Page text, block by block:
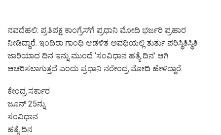
ನವದೆಹಲಿ: ಪ್ರತಿಪಕ್ಷ ಕಾಂಗ್ರೆಸ್‌ಗೆ ಪ್ರಧಾನಿ ಮೋದಿ ಭರ್ಜರಿ ಪ್ರಹಾರ
ನೀಡಿದ್ದಾರೆ. ಇಂದಿರಾ ಗಾಂಧಿ ಆಡಳಿತ ಅವಧಿಯಲ್ಲಿ ತುರ್ತು ಪರಿಸ್ಥಿತಿಸ್ಥಿತಿ
ಜಾರಿಯಾದ ದಿನ ಇನ್ನು ಮುಂದೆ ‘ಸಂವಿಧಾನ ಹತ್ಯೆ ದಿನ’ ಆಗಿ
ಆಚರಿಸಲಾಗುತ್ತದೆ ಎಂದು ಪ್ರಧಾನಿ ನರೇಂದ್ರ ಮೋದಿ ಹೇಳಿದ್ದಾರೆ.
ಕೇಂದ್ರ ಸರ್ಕಾರ
ಜೂನ್ 25ನ್ನು
ಸಂವಿಧಾನ
ಹತ್ಯೆ ದಿನ